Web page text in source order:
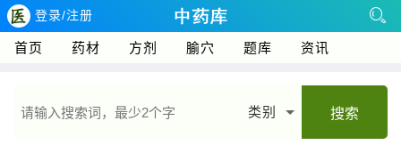
登录/注册
首页 药材 方剂 腧穴 题库 资讯
类别 搜索